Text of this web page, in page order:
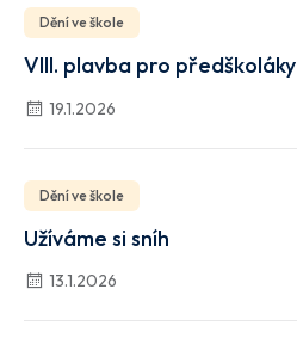
Dění ve škole
VIII. plavba pro předškoláky
19.1.2026
Dění ve škole
Užíváme si sníh
13.1.2026